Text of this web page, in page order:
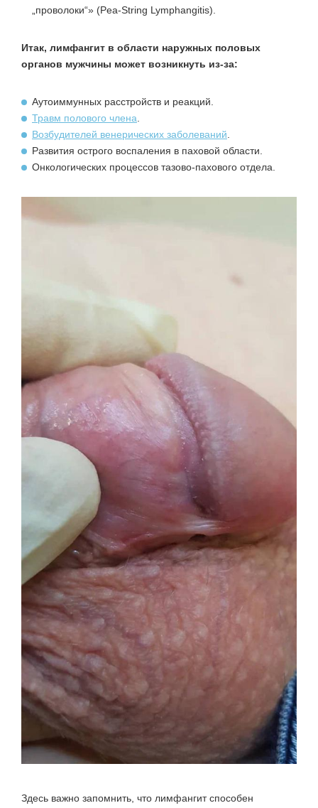
„проволоки“» (Pea‑String Lymphangitis).
Итак, лимфангит в области наружных половых
органов мужчины может возникнуть из-за:
Аутоиммунных расстройств и реакций.
Травм полового члена
Возбудителей венерических заболеваний
Развития острого воспаления в паховой области.
Онкологических процессов тазово-пахового отдела.
Здесь важно запомнить, что лимфангит способен